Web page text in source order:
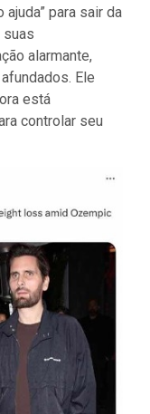
para sair da
alarmante,
Ele
está
controlar seu